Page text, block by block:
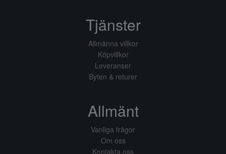
Tjänster
Allmänna villkor
Köpvillkor
Leveranser
Byten & returer
Allmänt
Vanliga frågor
Om oss
Kontakta oss